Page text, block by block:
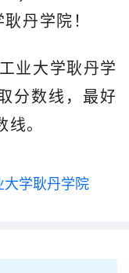
丹学院！
业大学耿丹学
分数线，最好
。
大学耿丹学院